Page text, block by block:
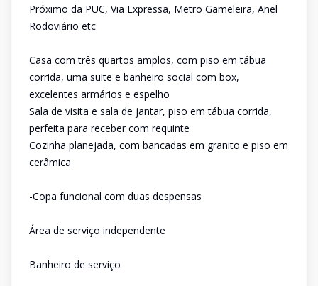
Próximo da PUC, Via Expressa, Metro Gameleira, Anel
Rodoviário etc
Casa com três quartos amplos, com piso em tábua
corrida, uma suite e banheiro social com box,
excelentes armários e espelho
Sala de visita e sala de jantar, piso em tábua corrida,
perfeita para receber com requinte
Cozinha planejada, com bancadas em granito e piso em
cerâmica
-Copa funcional com duas despensas
Área de serviço independente
Banheiro de serviço